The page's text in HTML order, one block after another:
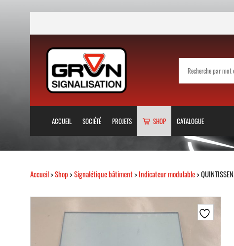
ACCUEIL SOCIÉTÉ PROJETS SHOP CATALOGUE
Accueil>Shop>Signalétique bâtiment>Indicateur modulable>